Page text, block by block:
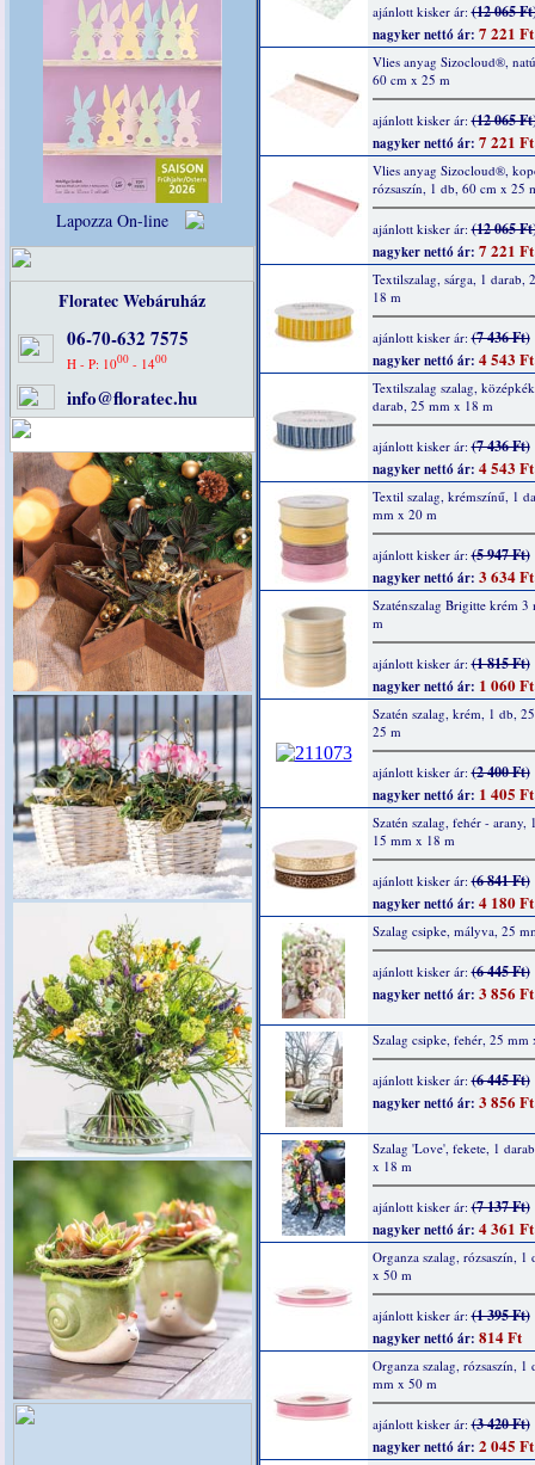
Lapozza On-line
Floratec Webáruház
06-70-632 7575
H - P: 1000 - 1400
info@floratec.hu
ajánlott kisker ár:(12 065
nagyker nettó ár: 7 221 Ft
Vlies anyag Sizocloud®,
60 cm x 25 m
ajánlott kisker ár:(12 065
nagyker nettó ár: 7 221 Ft
Vlies anyag Sizocloud®,
rózsaszín, 1 db, 60 cm x 25
ajánlott kisker ár:(12 065
nagyker nettó ár: 7 221 Ft
Textilszalag, sárga, 1 darab,
18 m
ajánlott kisker ár:(7 436 Ft)
nagyker nettó ár: 4 543 Ft
Textilszalag szalag,
darab, 25 mm x 18 m
ajánlott kisker ár:(7 436 Ft)
nagyker nettó ár: 4 543 Ft
Textil szalag, krémszínű, 1
mm x 20 m
ajánlott kisker ár:(5 947 Ft)
nagyker nettó ár: 3 634 Ft
Szaténszalag Brigitte krém 3
m
ajánlott kisker ár:(1 815 Ft)
nagyker nettó ár: 1 060 Ft
Szatén szalag, krém, 1 db,
25 m
ajánlott kisker ár:(2 400 Ft)
nagyker nettó ár: 1 405 Ft
Szatén szalag, fehér - arany,
15 mm x 18 m
ajánlott kisker ár:(6 841 Ft)
nagyker nettó ár: 4 180 Ft
Szalag csipke, mályva, 25
ajánlott kisker ár:(6 445 Ft)
nagyker nettó ár: 3 856 Ft
Szalag csipke, fehér, 25 mm
ajánlott kisker ár:(6 445 Ft)
nagyker nettó ár: 3 856 Ft
Szalag 'Love', fekete, 1
x 18 m
ajánlott kisker ár:(7 137 Ft)
nagyker nettó ár: 4 361 Ft
Organza szalag, rózsaszín, 1
x 50 m
ajánlott kisker ár:(1 395 Ft)
nagyker nettó ár: 814 Ft
Organza szalag, rózsaszín, 1
mm x 50 m
ajánlott kisker ár:(3 420 Ft)
nagyker nettó ár: 2 045 Ft